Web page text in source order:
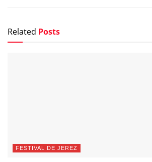
Related Posts
FESTIVAL DE JEREZ